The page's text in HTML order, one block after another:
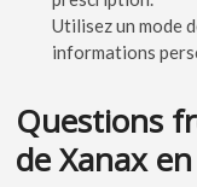
Utilisez un mode
informations
Questions
de Xanax